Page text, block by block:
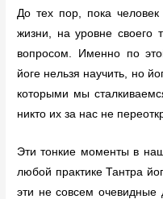
До тех пор, пока
жизни, на уровне своего
вопросом. Именно по
йоге нельзя научить, но
которыми мы
никто их за нас не
Эти тонкие моменты в
любой практике Тантра
эти не совсем очевидные